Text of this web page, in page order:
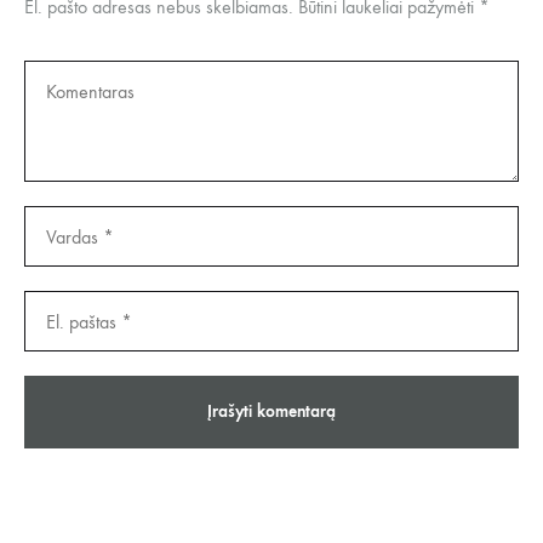
El. pašto adresas nebus skelbiamas. Būtini laukeliai pažymėti *